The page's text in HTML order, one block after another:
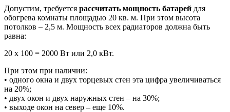
Допустим, требуется рассчитать мощность батарей для
обогрева комнаты площадью 20 кв. м. При этом высота
потолков – 2,5 м. Мощность всех радиаторов должна быть
равна:
20 х 100 = 2000 Вт или 2,0 кВт.
При этом при наличии:
• одного окна и двух торцевых стен эта цифра увеличиваться
на 20%;
• двух окон и двух наружных стен – на 30%;
• выходе окон на север – еще 10%.